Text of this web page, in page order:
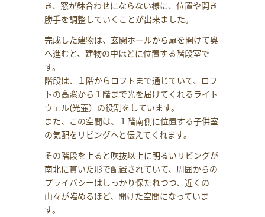
き、窓が鉢合わせにならない様に、位置や開き
勝手を調整していくことが出来ました。
完成した建物は、玄関ホールから扉を開けて奥
へ進むと、建物の中ほどに位置する階段室で
す。
階段は、１階からロフトまで通じていて、ロフ
トの高窓から１階まで光を届けてくれるライト
ウェル(光壷）の役割をしています。
また、この空間は、１階南側に位置する子供室
の気配をリビングへと伝えてくれます。
その階段を上ると吹抜以上に明るいリビングが
南北に貫いた形で配置されていて、周囲からの
プライバシーはしっかり保たれつつ、近くの
山々が臨めるほど、開けた空間になっていま
す。